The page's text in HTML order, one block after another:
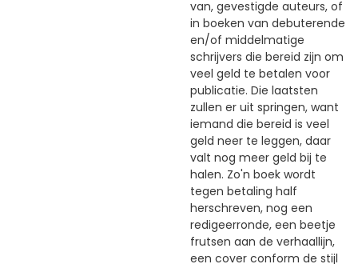
van, gevestigde auteurs, of
in boeken van debuterende
en/of middelmatige
schrijvers die bereid zijn om
veel geld te betalen voor
publicatie. Die laatsten
zullen er uit springen, want
iemand die bereid is veel
geld neer te leggen, daar
valt nog meer geld bij te
halen. Zo'n boek wordt
tegen betaling half
herschreven, nog een
redigeerronde, een beetje
frutsen aan de verhaallijn,
een cover conform de stijl